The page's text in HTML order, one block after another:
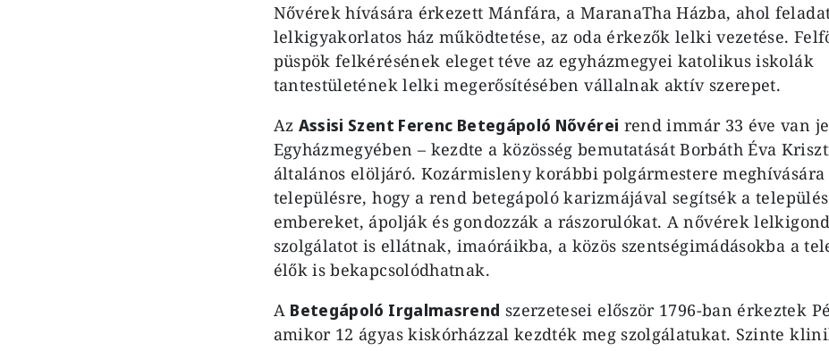
Nővérek hívására érkezett Mánfára, a MaranaTha Házba, ahol
lelkigyakorlatos ház működtetése, az oda érkezők lelki vezetése.
püspök felkérésének eleget téve az egyházmegyei katolikus iskolák
tantestületének lelki megerősítésében vállalnak aktív szerepet.
Az Assisi Szent Ferenc Betegápoló Nővérei rend immár 33 éve van
Egyházmegyében – kezdte a közösség bemutatását Borbáth Éva
általános elöljáró. Kozármisleny korábbi polgármestere
településre, hogy a rend betegápoló karizmájával segítsék a
embereket, ápolják és gondozzák a rászorulókat. A nővérek
szolgálatot is ellátnak, imaóráikba, a közös szentségimádásokba a
élők is bekapcsolódhatnak.
A Betegápoló Irgalmasrend szerzetesei először 1796-ban érkeztek
amikor 12 ágyas kiskórházzal kezdték meg szolgálatukat. Szinte